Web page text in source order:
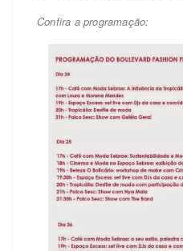
Confira a programação: